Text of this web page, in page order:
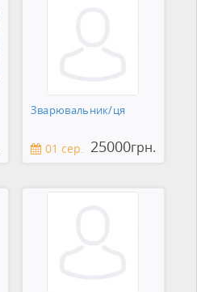
Зварювальник/ця
01 сер. 25000грн.